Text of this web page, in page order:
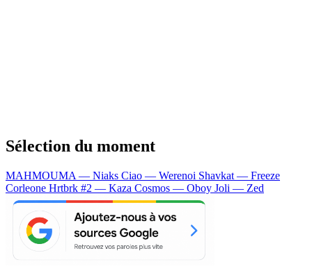
Sélection du moment
MAHMOUMA — Niaks Ciao — Werenoi Shavkat — Freeze
Corleone Hrtbrk #2 — Kaza Cosmos — Oboy Joli — Zed